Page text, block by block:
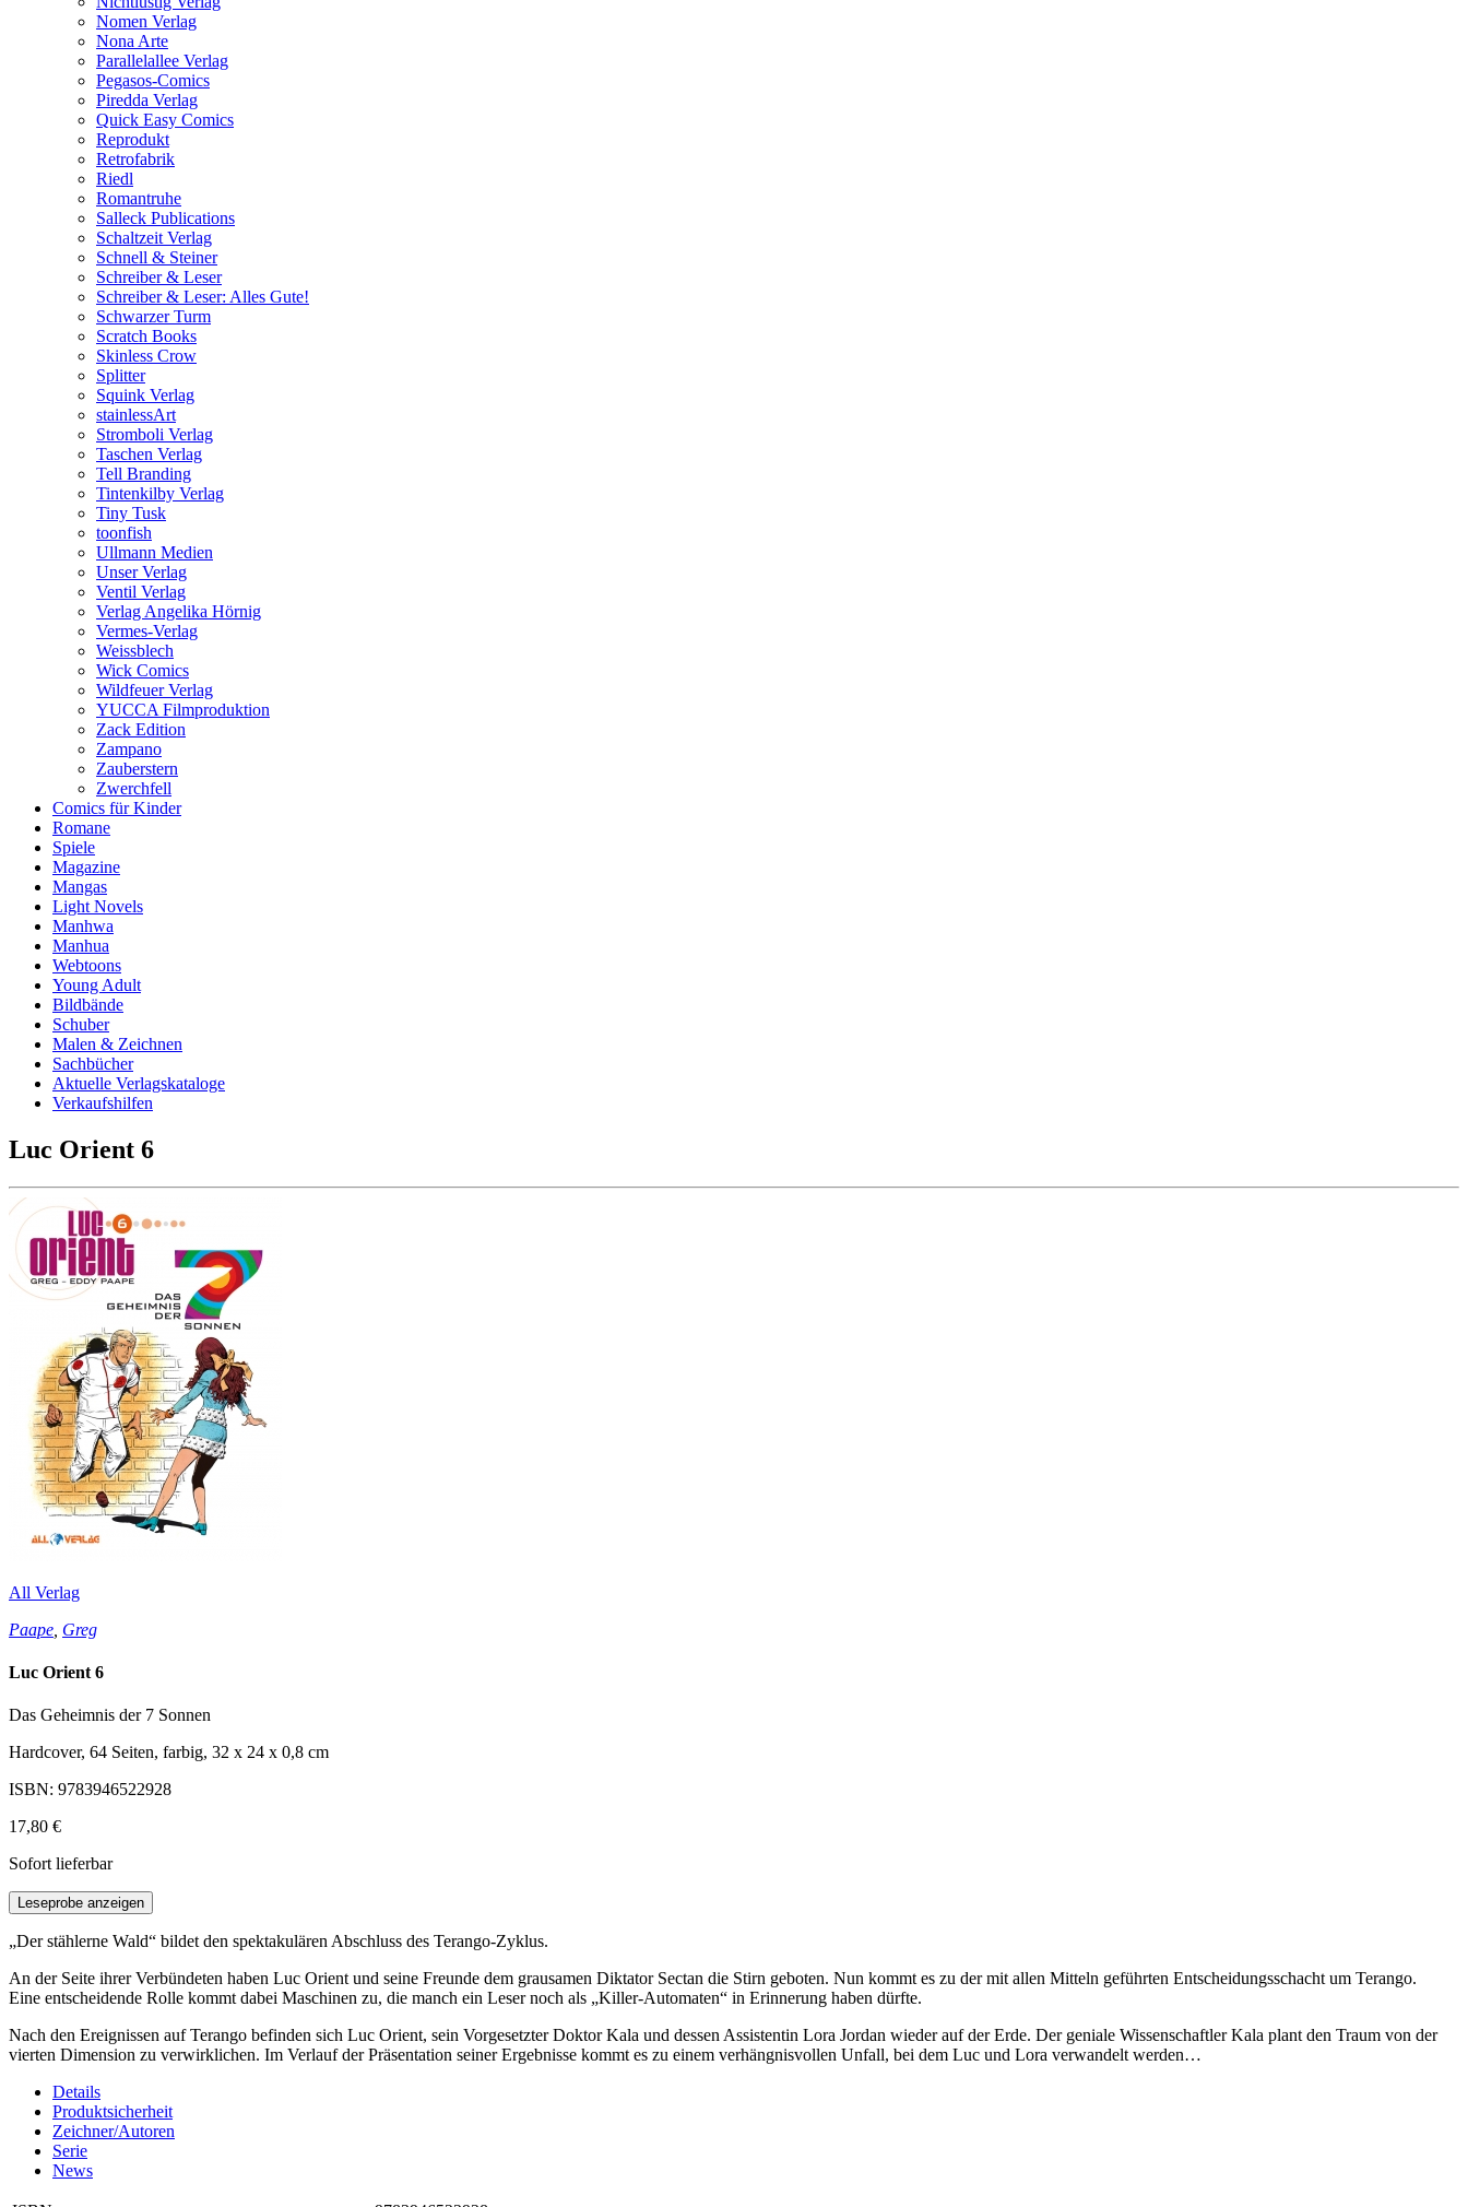
Nomen Verlag
Nona Arte
Parallelallee Verlag
Pegasos-Comics
Piredda Verlag
Quick Easy Comics
Reprodukt
Retrofabrik
Riedl
Romantruhe
Salleck Publications
Schaltzeit Verlag
Schnell & Steiner
Schreiber & Leser
Schreiber & Leser: Alles Gute!
Schwarzer Turm
Scratch Books
Skinless Crow
Splitter
Squink Verlag
stainlessArt
Stromboli Verlag
Taschen Verlag
Tell Branding
Tintenkilby Verlag
Tiny Tusk
toonfish
Ullmann Medien
Unser Verlag
Ventil Verlag
Verlag Angelika Hörnig
Vermes-Verlag
Weissblech
Wick Comics
Wildfeuer Verlag
YUCCA Filmproduktion
Zack Edition
Zampano
Zauberstern
Zwerchfell
Comics für Kinder
Romane
Spiele
Magazine
Mangas
Light Novels
Manhwa
Manhua
Webtoons
Young Adult
Bildbände
Schuber
Malen & Zeichnen
Sachbücher
Aktuelle Verlagskataloge
Verkaufshilfen
Luc Orient 6
All Verlag
Paape Greg
Luc Orient 6
Das Geheimnis der 7 Sonnen
Hardcover, 64 Seiten, farbig, 32 x 24 x 0,8 cm
ISBN: 9783946522928
17,80 €
Sofort lieferbar
Leseprobe anzeigen
„Der stählerne Wald“ bildet den spektakulären Abschluss des Terango-Zyklus.
An der Seite ihrer Verbündeten haben Luc Orient und seine Freunde dem grausamen Diktator Sectan die Stirn geboten. Nun kommt es zu der mit allen Mitteln geführten Entscheidungsschacht um Terango.
Eine entscheidende Rolle kommt dabei Maschinen zu, die manch ein Leser noch als „Killer-Automaten“ in Erinnerung haben dürfte.
Nach den Ereignissen auf Terango befinden sich Luc Orient, sein Vorgesetzter Doktor Kala und dessen Assistentin Lora Jordan wieder auf der Erde. Der geniale Wissenschaftler Kala plant den Traum von der
vierten Dimension zu verwirklichen. Im Verlauf der Präsentation seiner Ergebnisse kommt es zu einem verhängnisvollen Unfall, bei dem Luc und Lora verwandelt werden…
Details
Produktsicherheit
Zeichner/Autoren
Serie
News